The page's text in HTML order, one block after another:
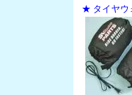
★ タイヤウ